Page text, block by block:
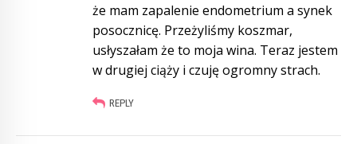
że mam zapalenie endometrium a synek
posocznicę. Przeżyliśmy koszmar,
usłyszałam że to moja wina. Teraz jestem
w drugiej ciąży i czuję ogromny strach.
REPLY